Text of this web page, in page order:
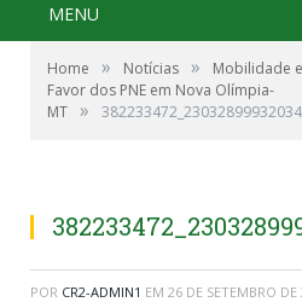
MENU
Home » Notícias »
Mobilidade
Favor dos PNE em Nova Olímpia-
MT »
POR CR2-ADMIN1 EM 26 DE SETEMBRO DE